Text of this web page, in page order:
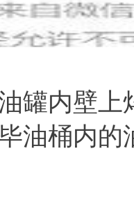
罐内壁上
毕油桶内